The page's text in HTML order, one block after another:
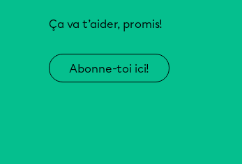
Ça va t’aider, promis!
Abonne-toi ici!